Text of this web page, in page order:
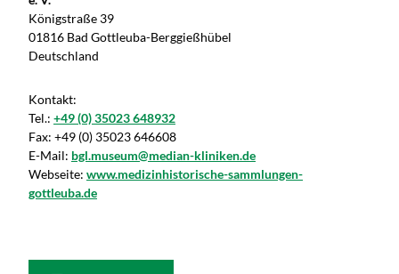
Königstraße 39
01816 Bad Gottleuba-Berggießhübel
Deutschland
Kontakt:
Tel.: +49 (0) 35023 648932
Fax: +49 (0) 35023 646608
E-Mail: bgl.museum@median-kliniken.de
Webseite: www.medizinhistorische-sammlungen-
gottleuba.de